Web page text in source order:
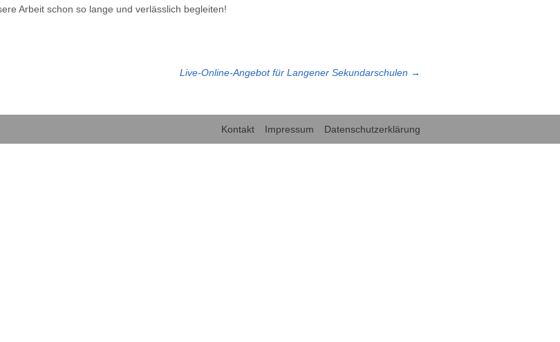
Ich – Du – Wir: Bildmosaik „Wir alle für Kinderrechte“
Arbeit schon so lange und verlässlich begleiten!
Live-Online-Angebot für Langener Sekundarschulen →
Kontakt Impressum Datenschutzerklärung